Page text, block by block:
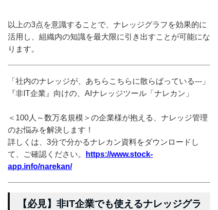
以上の3点を意識することで、ナレッジグラフを効果的に
活用し、組織内の知識を最大限に引き出すことが可能にな
ります。
「社内のナレッジが、あちらこちらに散らばっている---」
『非IT企業』向けの、AIナレッジツール「ナレカン」
＜100人～数万名規模＞の企業様が抱える、ナレッジ管理
のお悩みを解決します！
詳しくは、3分で分かるナレカン資料をダウンロードし
て、ご確認ください。
https://www.stock-
app.info/narekan/
【必見】非IT企業でも使えるナレッジグラ